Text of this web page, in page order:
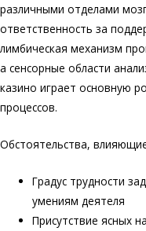
различными отделами
ответственность за
лимбическая механизм
а сенсорные области
казино играет основную
процессов.
Обстоятельства,
Градус трудности
умениям деятеля
Присутствие ясных